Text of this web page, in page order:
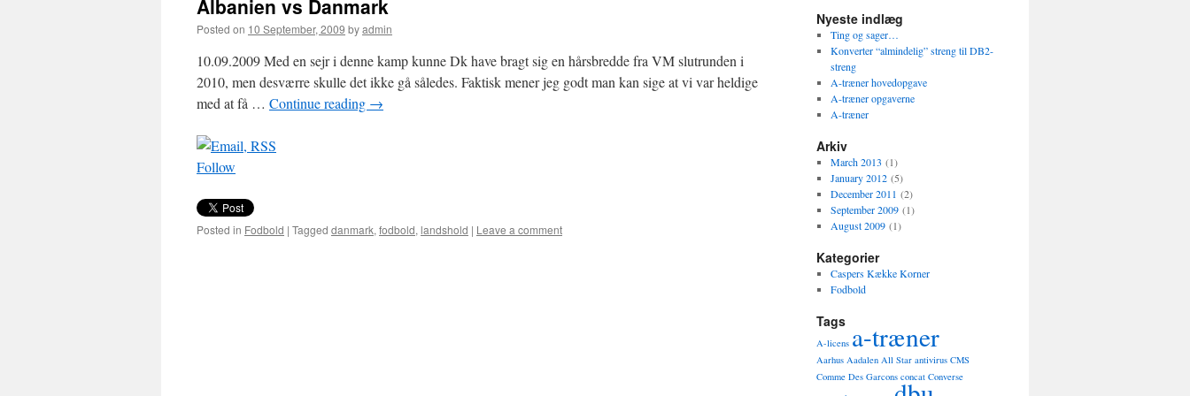
Albanien vs Danmark
Posted on 10 September, 2009 byadmin
10.09.2009 Med en sejr i denne kamp kunne Dk have bragt sig en hårsbredde fra VM slutrunden i
2010, men desværre skulle det ikke gå således. Faktisk mener jeg godt man kan sige at vi var heldige
med at få … Continue reading →
Follow
Posted in Fodbold | Tagged danmark, fodbold, landshold | Leave a comment
Nyeste indlæg
Ting og sager…
Konverter “almindelig” streng til DB2-
streng
A-træner hovedopgave
A-træner opgaverne
A-træner
Arkiv
March 2013 (1)
January 2012(5)
December 2011 (2)
September 2009(1)
August 2009(1)
Kategorier
Caspers Kække Korner
Fodbold
Tags
A-licens a-træner
Aarhus Aadalen All Star antivirus CMS
Comme Des Garcons concat Converse